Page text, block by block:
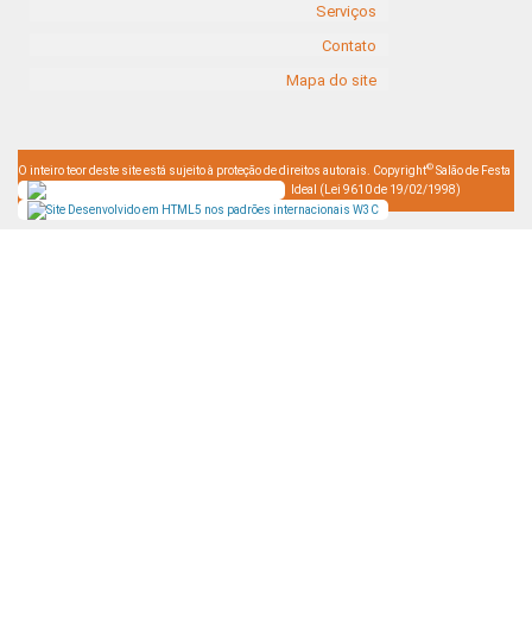
Serviços
Contato
Mapa do site
O inteiro teor deste site está sujeito à proteção de direitos autorais. Copyright© Salão de Festa
Ideal (Lei 9610 de 19/02/1998)